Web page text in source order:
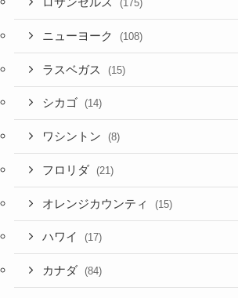
(175)
ニューヨーク (108)
ラスベガス (15)
シカゴ (14)
ワシントン (8)
フロリダ (21)
オレンジカウンティ (15)
ハワイ (17)
カナダ (84)